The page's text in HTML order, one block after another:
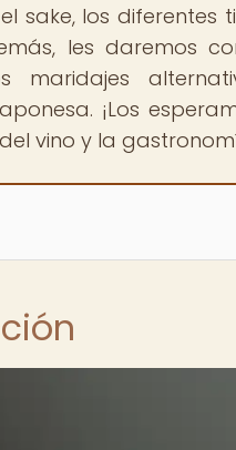
sake, los
les daremos
maridajes
¡Los
vino y la